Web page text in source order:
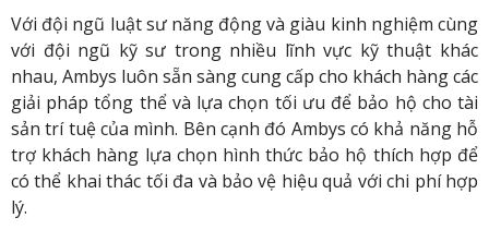
Với đội ngũ luật sư năng động và giàu kinh nghiệm cùng
với đội ngũ kỹ sư trong nhiều lĩnh vực kỹ thuật khác
nhau, Ambys luôn sẵn sàng cung cấp cho khách hàng các
giải pháp tổng thể và lựa chọn tối ưu để bảo hộ cho tài
sản trí tuệ của mình. Bên cạnh đó Ambys có khả năng hỗ
trợ khách hàng lựa chọn hình thức bảo hộ thích hợp để
có thể khai thác tối đa và bảo vệ hiệu quả với chi phí hợp
lý.